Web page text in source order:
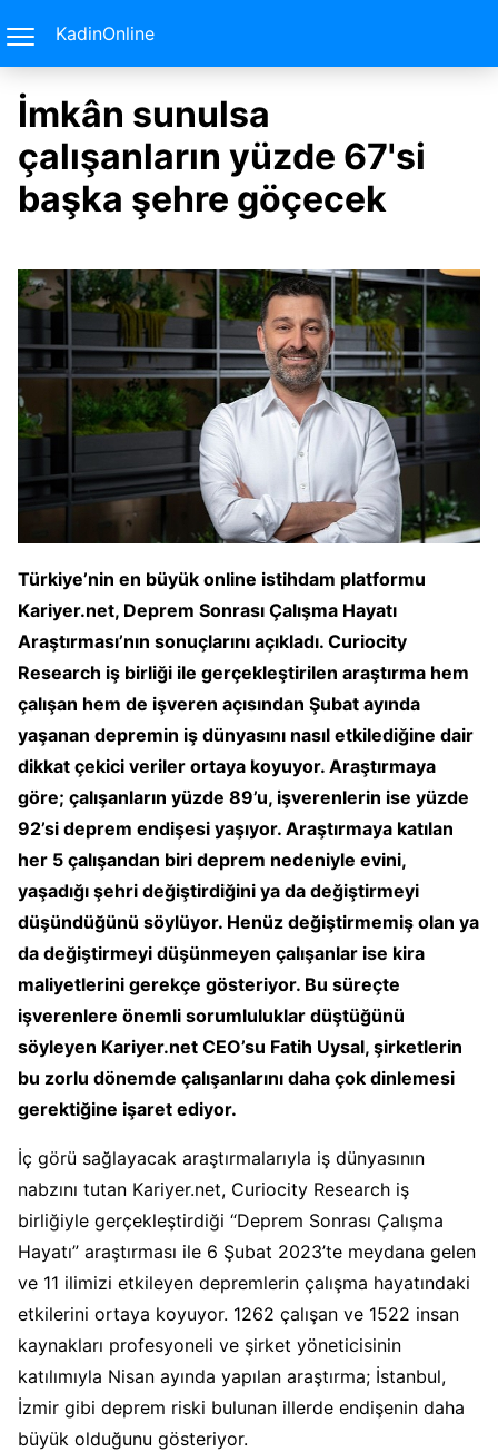
KadinOnline
İmkân sunulsa
çalışanların yüzde 67'si
başka şehre göçecek
Türkiye’nin en büyük online istihdam platformu
Kariyer.net, Deprem Sonrası Çalışma Hayatı
Araştırması’nın sonuçlarını açıkladı. Curiocity
Research iş birliği ile gerçekleştirilen araştırma hem
çalışan hem de işveren açısından Şubat ayında
yaşanan depremin iş dünyasını nasıl etkilediğine dair
dikkat çekici veriler ortaya koyuyor. Araştırmaya
göre; çalışanların yüzde 89’u, işverenlerin ise yüzde
92’si deprem endişesi yaşıyor. Araştırmaya katılan
her 5 çalışandan biri deprem nedeniyle evini,
yaşadığı şehri değiştirdiğini ya da değiştirmeyi
düşündüğünü söylüyor. Henüz değiştirmemiş olan ya
da değiştirmeyi düşünmeyen çalışanlar ise kira
maliyetlerini gerekçe gösteriyor. Bu süreçte
işverenlere önemli sorumluluklar düştüğünü
söyleyen Kariyer.net CEO’su Fatih Uysal, şirketlerin
bu zorlu dönemde çalışanlarını daha çok dinlemesi
gerektiğine işaret ediyor.
İç görü sağlayacak araştırmalarıyla iş dünyasının
nabzını tutan Kariyer.net, Curiocity Research iş
birliğiyle gerçekleştirdiği “Deprem Sonrası Çalışma
Hayatı” araştırması ile 6 Şubat 2023’te meydana gelen
ve 11 ilimizi etkileyen depremlerin çalışma hayatındaki
etkilerini ortaya koyuyor. 1262 çalışan ve 1522 insan
kaynakları profesyoneli ve şirket yöneticisinin
katılımıyla Nisan ayında yapılan araştırma; İstanbul,
İzmir gibi deprem riski bulunan illerde endişenin daha
büyük olduğunu gösteriyor.